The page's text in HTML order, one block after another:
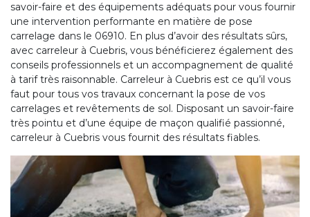
savoir-faire et des équipements adéquats pour vous fournir
une intervention performante en matière de pose
carrelage dans le 06910. En plus d’avoir des résultats sûrs,
avec carreleur à Cuebris, vous bénéficierez également des
conseils professionnels et un accompagnement de qualité
à tarif très raisonnable. Carreleur à Cuebris est ce qu’il vous
faut pour tous vos travaux concernant la pose de vos
carrelages et revêtements de sol. Disposant un savoir-faire
très pointu et d’une équipe de maçon qualifié passionné,
carreleur à Cuebris vous fournit des résultats fiables.